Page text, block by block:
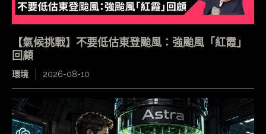
【氣候挑戰】不要低估東登颱風：強颱風「紅霞」
回顧
環境 2026-08-10